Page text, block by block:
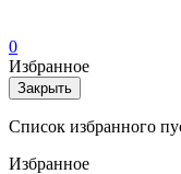
0
Избранное
Закрыть
Список избранного
Избранное